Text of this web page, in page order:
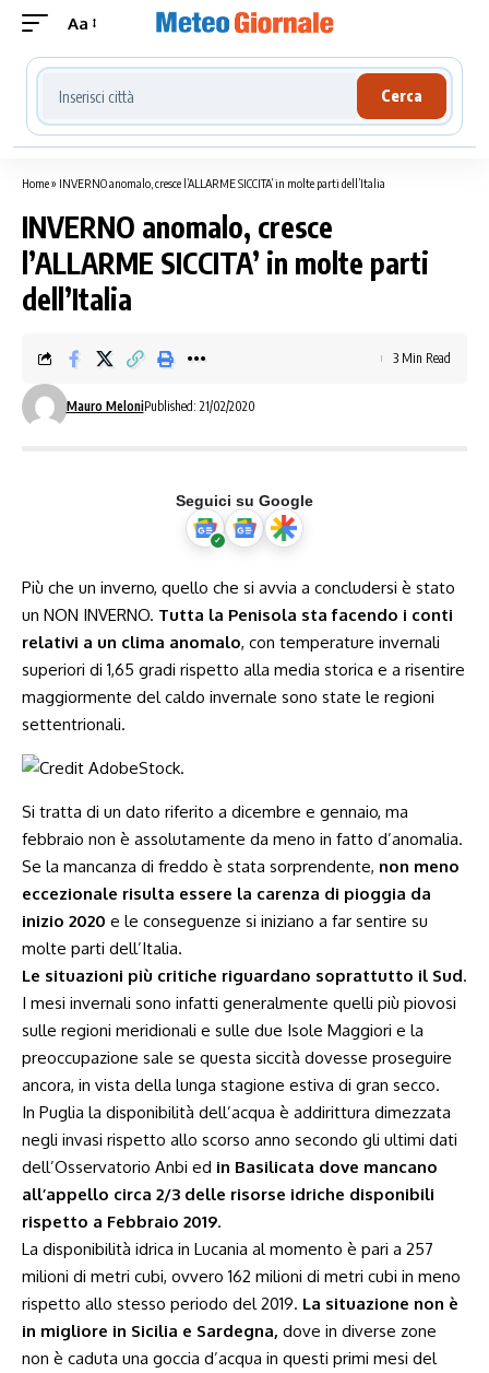
Aa
Cerca località meteo
Cerca
Home» INVERNO anomalo, cresce l’ALLARME SICCITA’ in molte parti dell’Italia
INVERNO anomalo, cresce
l’ALLARME SICCITA’ in molte parti
dell’Italia
Mauro MeloniPublished: 21/02/2020
3 Min Read
Seguici su Google
Più che un inverno, quello che si avvia a concludersi è stato
un NON INVERNO. Tutta la Penisola sta facendo i conti
relativi a un clima anomalo, con temperature invernali
superiori di 1,65 gradi rispetto alla media storica e a risentire
maggiormente del caldo invernale sono state le regioni
settentrionali.
Si tratta di un dato riferito a dicembre e gennaio, ma
febbraio non è assolutamente da meno in fatto d’anomalia.
Se la mancanza di freddo è stata sorprendente, non meno
eccezionale risulta essere la carenza di pioggia da
inizio 2020 e le conseguenze si iniziano a far sentire su
molte parti dell’Italia.
Le situazioni più critiche riguardano soprattutto il Sud.
I mesi invernali sono infatti generalmente quelli più piovosi
sulle regioni meridionali e sulle due Isole Maggiori e la
preoccupazione sale se questa siccità dovesse proseguire
ancora, in vista della lunga stagione estiva di gran secco.
In Puglia la disponibilità dell’acqua è addirittura dimezzata
negli invasi rispetto allo scorso anno secondo gli ultimi dati
dell’Osservatorio Anbi ed in Basilicata dove mancano
all’appello circa 2/3 delle risorse idriche disponibili
rispetto a Febbraio 2019.
La disponibilità idrica in Lucania al momento è pari a 257
milioni di metri cubi, ovvero 162 milioni di metri cubi in meno
rispetto allo stesso periodo del 2019. La situazione non è
in migliore in Sicilia e Sardegna, dove in diverse zone
non è caduta una goccia d’acqua in questi primi mesi del